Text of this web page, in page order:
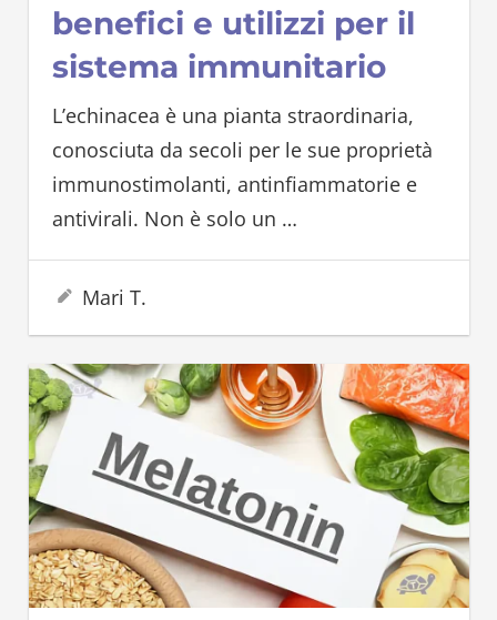
benefici e utilizzi per il
sistema immunitario
L’echinacea è una pianta straordinaria,
conosciuta da secoli per le sue proprietà
immunostimolanti, antinfiammatorie e
antivirali. Non è solo un …
10 Novembre 2025
Mari T.